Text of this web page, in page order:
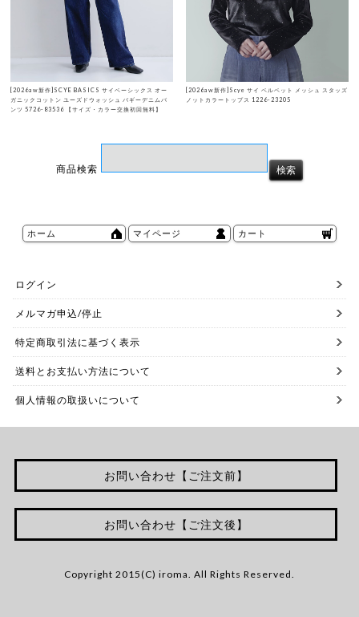
[2026aw新作]SCYE BASICS サイベーシックス オー
ガニックコットン ユーズドウォッシュ バギーデニムパ
ンツ 5726-83536 【サイズ・カラー交換初回無料】
[2026aw新作]Scye サイ ベルベット メッシュ スタッズ
ノットカラートップス 1226-23205
商品検索
ホーム マイページ カート
ログイン
メルマガ申込/停止
特定商取引法に基づく表示
送料とお支払い方法について
個人情報の取扱いについて
お問い合わせ【ご注文前】
お問い合わせ【ご注文後】
Copyright 2015(C) iroma. All Rights Reserved.